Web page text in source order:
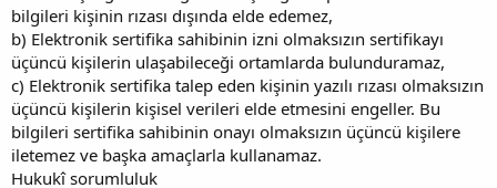
bilgileri kişinin rızası dışında elde edemez,
b) Elektronik sertifika sahibinin izni olmaksızın sertifikayı
üçüncü kişilerin ulaşabileceği ortamlarda bulunduramaz,
c) Elektronik sertifika talep eden kişinin yazılı rızası olmaksızın
üçüncü kişilerin kişisel verileri elde etmesini engeller. Bu
bilgileri sertifika sahibinin onayı olmaksızın üçüncü kişilere
iletemez ve başka amaçlarla kullanamaz.
Hukukî sorumluluk